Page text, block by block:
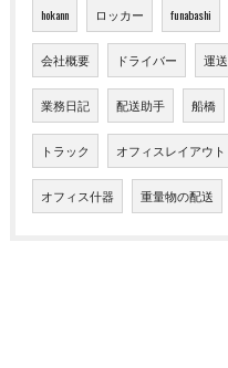
hokann ロッカー funabashi
会社概要 ドライバー 運送
業務日記 配送助手 船橋
トラック オフィスレイアウト
オフィス什器 重量物の配送